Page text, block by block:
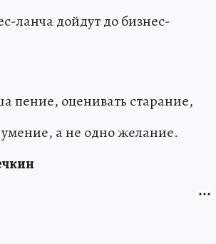
ланча дойдут до бизнес-
пение, оценивать старание,
умение, а не одно желание.